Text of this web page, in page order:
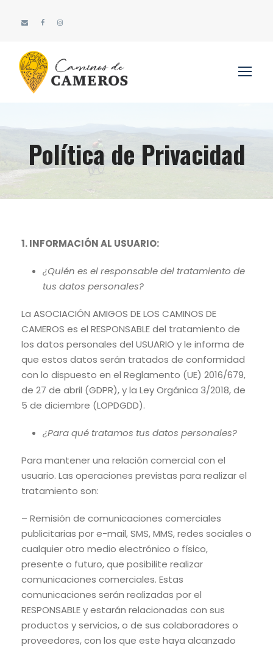
Política de Privacidad
1. INFORMACIÓN AL USUARIO:
¿Quién es el responsable del tratamiento de
tus datos personales?
La ASOCIACIÓN AMIGOS DE LOS CAMINOS DE
CAMEROS es el RESPONSABLE del tratamiento de
los datos personales del USUARIO y le informa de
que estos datos serán tratados de conformidad
con lo dispuesto en el Reglamento (UE) 2016/679,
de 27 de abril (GDPR), y la Ley Orgánica 3/2018, de
5 de diciembre (LOPDGDD).
¿Para qué tratamos tus datos personales?
Para mantener una relación comercial con el
usuario. Las operaciones previstas para realizar el
tratamiento son:
– Remisión de comunicaciones comerciales
publicitarias por e-mail, SMS, MMS, redes sociales o
cualquier otro medio electrónico o físico,
presente o futuro, que posibilite realizar
comunicaciones comerciales. Estas
comunicaciones serán realizadas por el
RESPONSABLE y estarán relacionadas con sus
productos y servicios, o de sus colaboradores o
proveedores, con los que este haya alcanzado